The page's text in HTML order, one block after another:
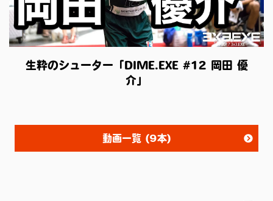
生粋のシューター「DIME.EXE #12 岡田 優
介」
動画一覧 (9本)